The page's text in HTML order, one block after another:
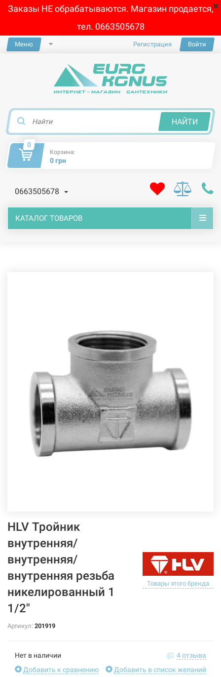
Заказы НЕ обрабатываются. Магазин продается,
тел. 0663505678
Меню Регистрация Войти
НАЙТИ
0
Корзина:
0 грн
0663505678
КАТАЛОГ ТОВАРОВ
HLV Тройник
внутренняя/
внутренняя/
внутренняя резьба
никелированный 1
1/2"
Товары этого бренда
Артикул: 201919
Нет в наличии
4 отзыва
Добавить к сравнению
Добавить в список желаний